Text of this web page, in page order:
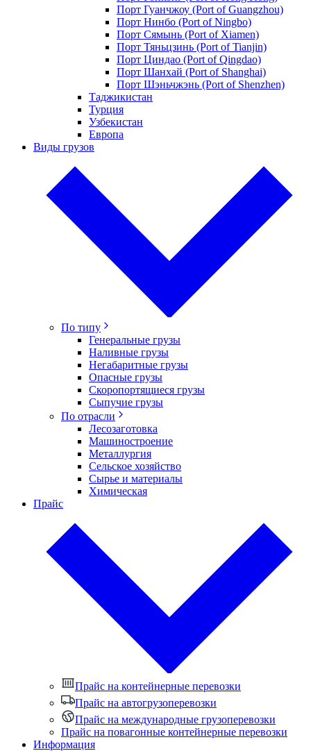
Порт Гуанчжоу (Port of Guangzhou)
Порт Нинбо (Port of Ningbo)
Порт Сямынь (Port of Xiamen)
Порт Тяньцзинь (Port of Tianjin)
Порт Циндао (Port of Qingdao)
Порт Шанхай (Port of Shanghai)
Порт Шэньчжэнь (Port of Shenzhen)
Таджикистан
Турция
Узбекистан
Европа
Виды грузов
По типу
Генеральные грузы
Наливные грузы
Негабаритные грузы
Опасные грузы
Скоропортящиеся грузы
Сыпучие грузы
По отрасли
Лесозаготовка
Машиностроение
Металлургия
Сельское хозяйство
Сырье и материалы
Химическая
Прайс
Прайс на контейнерные перевозки
Прайс на автогрузоперевозки
Прайс на международные грузоперевозки
Прайс на повагонные контейнерные перевозки
Информация